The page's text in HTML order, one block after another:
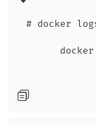
# docker
docker